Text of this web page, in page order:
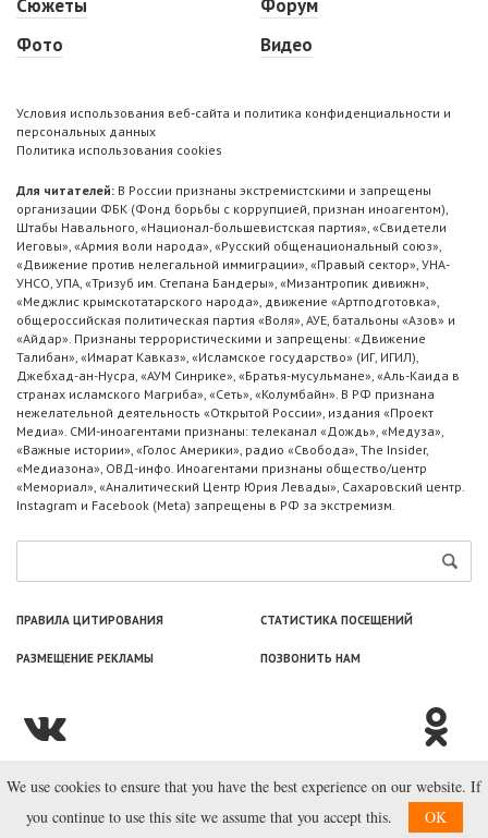
Сюжеты
Фото
Форум
Видео
Условия использования веб-сайта и политика конфиденциальности и
персональных данных
Политика использования cookies
Для читателей: В России признаны экстремистскими и запрещены
организации ФБК (Фонд борьбы с коррупцией, признан иноагентом),
Штабы Навального, «Национал-большевистская партия», «Свидетели
Иеговы», «Армия воли народа», «Русский общенациональный союз»,
«Движение против нелегальной иммиграции», «Правый сектор», УНА-
УНСО, УПА, «Тризуб им. Степана Бандеры», «Мизантропик дивижн»,
«Меджлис крымскотатарского народа», движение «Артподготовка»,
общероссийская политическая партия «Воля», АУЕ, батальоны «Азов» и
«Айдар». Признаны террористическими и запрещены: «Движение
Талибан», «Имарат Кавказ», «Исламское государство» (ИГ, ИГИЛ),
Джебхад-ан-Нусра, «АУМ Синрике», «Братья-мусульмане», «Аль-Каида в
странах исламского Магриба», «Сеть», «Колумбайн». В РФ признана
нежелательной деятельность «Открытой России», издания «Проект
Медиа». СМИ-иноагентами признаны: телеканал «Дождь», «Медуза»,
«Важные истории», «Голос Америки», радио «Свобода», The Insider,
«Медиазона», ОВД-инфо. Иноагентами признаны общество/центр
«Мемориал», «Аналитический Центр Юрия Левады», Сахаровский центр.
Instagram и Facebook (Metа) запрещены в РФ за экстремизм.
ПРАВИЛА ЦИТИРОВАНИЯ СТАТИСТИКА ПОСЕЩЕНИЙ
РАЗМЕЩЕНИЕ РЕКЛАМЫ ПОЗВОНИТЬ НАМ
© ООО «Лаборатория Новоcтей», 2003—2026.
We use cookies to ensure that you have the best experience on our website. If
you continue to use this site we assume that you accept this.
OK